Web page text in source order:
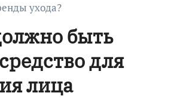
ухода?
быть
для
лица